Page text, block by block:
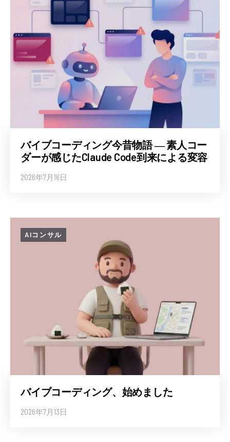
バイブコーディング今昔物語 ― 素人コー
ダーが感じたClaude Code到来による変容
2026年7月16日
AIコンサル
バイブコーディング、始めました
2026年7月13日